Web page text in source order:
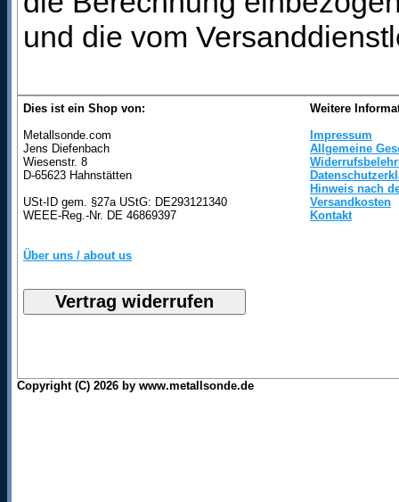
und die vom
Dies ist ein Shop von:
Metallsonde.com
Jens Diefenbach
Wiesenstr. 8
D-65623 Hahnstätten
USt-ID gem. §27a UStG: DE293121340
WEEE-Reg.-Nr. DE 46869397
Über uns / about us
Weitere
Impressum
Allgemeine
Hinweis nach
Versandkosten
Kontakt
Copyright (C) 2026 by www.metallsonde.de